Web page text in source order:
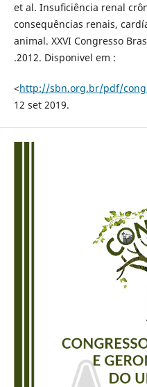
et al. Insuﬁciência renal
consequências renais,
animal. XXVI Congresso
.2012. Disponivel em :
<http://sbn.org.br/pdf/
12 set 2019.